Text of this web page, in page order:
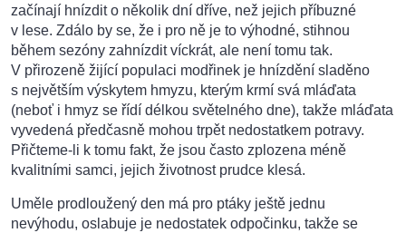
začínají hnízdit o několik dní dříve, než jejich příbuzné
v lese. Zdálo by se, že i pro ně je to výhodné, stihnou
během sezóny zahnízdit víckrát, ale není tomu tak.
V přirozeně žijící populaci modřinek je hnízdění sladěno
s největším výskytem hmyzu, kterým krmí svá mláďata
(neboť i hmyz se řídí délkou světelného dne), takže mláďata
vyvedená předčasně mohou trpět nedostatkem potravy.
Přičteme-li k tomu fakt, že jsou často zplozena méně
kvalitními samci, jejich životnost prudce klesá.
Uměle prodloužený den má pro ptáky ještě jednu
nevýhodu, oslabuje je nedostatek odpočinku, takže se